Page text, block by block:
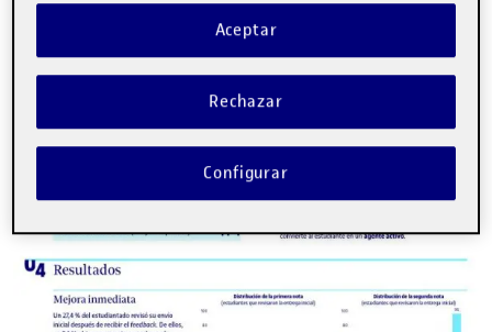
Rechazar
Aceptar
Configurar